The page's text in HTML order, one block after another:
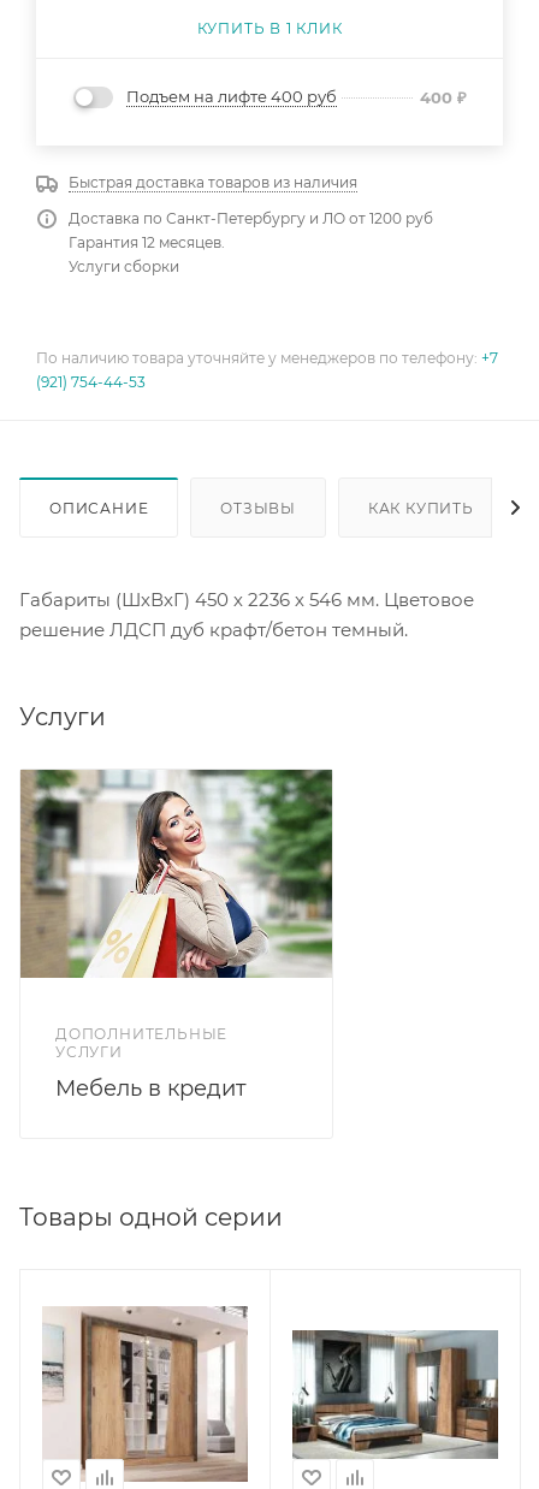
КУПИТЬ В 1 КЛИК
Подъем на лифте 400 руб 400 ₽
Быстрая доставка товаров из наличия
Доставка по Санкт-Петербургу и ЛО от 1200 руб
Гарантия 12 месяцев.
Услуги сборки
По наличию товара уточняйте у менеджеров по телефону: +7
(921) 754-44-53
ОПИСАНИЕ ОТЗЫВЫ КАК КУПИТЬ
Габариты (ШхВхГ) 450 х 2236 х 546 мм. Цветовое
решение ЛДСП дуб крафт/бетон темный.
Услуги
ДОПОЛНИТЕЛЬНЫЕ
УСЛУГИ
Мебель в кредит
Товары одной серии